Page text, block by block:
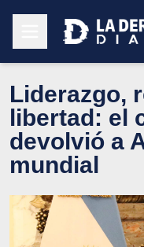
Liderazgo,
libertad: el
devolvió a
mundial